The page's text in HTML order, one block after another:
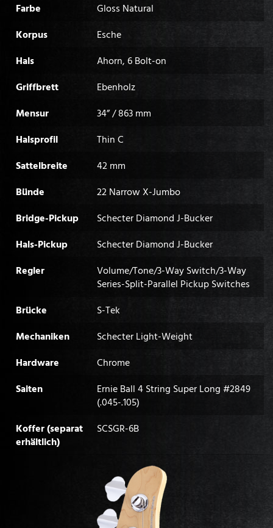
Farbe
Gloss Natural
Korpus
Esche
Hals
Ahorn, 6 Bolt-on
Griffbrett
Ebenholz
Mensur
34” / 863 mm
Halsprofil
Thin C
Sattelbreite
42 mm
Bünde
22 Narrow X-Jumbo
Bridge-Pickup
Schecter Diamond J-Bucker
Hals-Pickup
Schecter Diamond J-Bucker
Regler
Volume/Tone/3-Way Switch/3-Way
Series-Split-Parallel Pickup Switches
Brücke
S-Tek
Mechaniken
Schecter Light-Weight
Hardware
Chrome
Saiten
Ernie Ball 4 String Super Long #2849
(.045-.105)
Koffer (separat
erhältlich)
SCSGR-6B